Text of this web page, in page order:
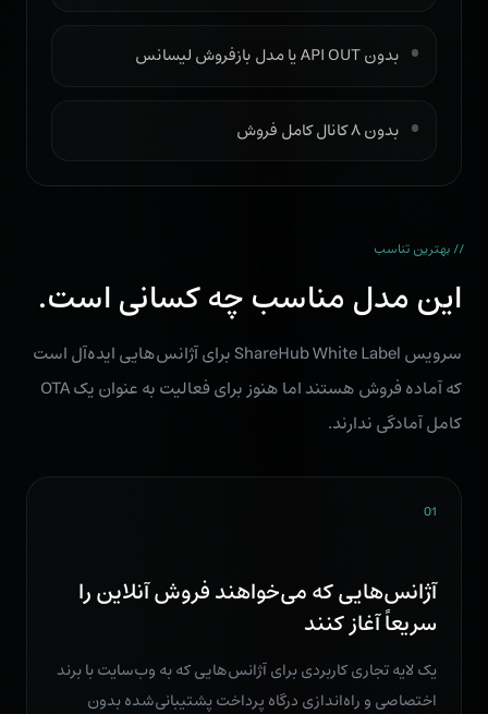
بدون API OUT یا مدل بازفروش لیسانس
بدون ۸ کانال کامل فروش
// بهترین تناسب
این مدل مناسب چه کسانی است.
سرویس ShareHub White Label برای آژانس‌هایی ایده‌آل است
که آماده فروش هستند اما هنوز برای فعالیت به عنوان یک OTA
کامل آمادگی ندارند.
01
آژانس‌هایی که می‌خواهند فروش آنلاین را
سریعاً آغاز کنند
یک لایه تجاری کاربردی برای آژانس‌هایی که به وب‌سایت با برند
اختصاصی و راه‌اندازی درگاه پرداخت پشتیبانی‌شده بدون